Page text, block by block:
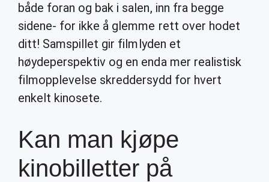
både foran og bak i salen, inn fra begge
sidene- for ikke å glemme rett over hodet
ditt! Samspillet gir filmlyden et
høydeperspektiv og en enda mer realistisk
filmopplevelse skreddersydd for hvert
enkelt kinosete.
Kan man kjøpe
kinobilletter på